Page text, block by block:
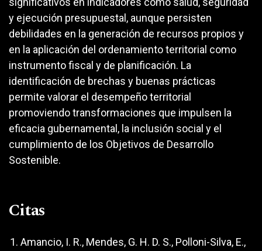
y ejecución presupuestal, aunque persisten
debilidades en la generación de recursos propios y
en la aplicación del ordenamiento territorial como
instrumento fiscal y de planificación. La
identificación de brechas y buenas prácticas
permite valorar el desempeño territorial
promoviendo transformaciones que impulsen la
eficacia gubernamental, la inclusión social y el
cumplimiento de los Objetivos de Desarrollo
Sostenible.
Citas
Amancio, I. R., Mendes, G. H. D. S., Polloni-Silva, E.,